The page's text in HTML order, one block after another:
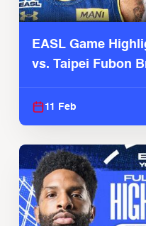
EASL Game
vs. Taipei Fubon
11 Feb